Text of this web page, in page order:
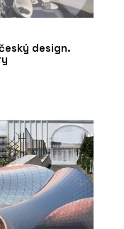
design.